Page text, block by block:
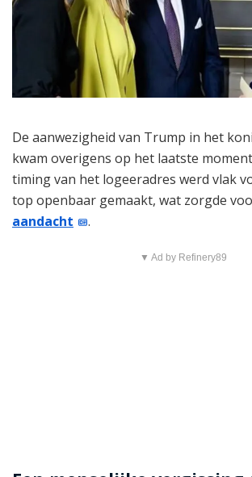
De aanwezigheid van Trump in het
kwam overigens op het laatste
timing van het logeeradres werd vlak
top openbaar gemaakt, wat zorgde
aandacht
.
▼ Ad by Refinery89